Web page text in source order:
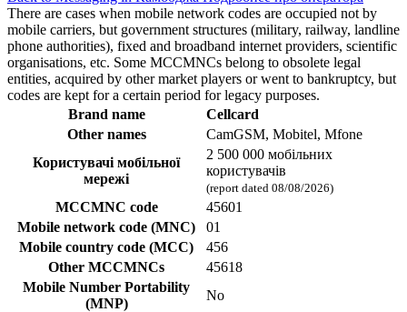
There are cases when mobile network codes are occupied not by
mobile carriers, but government structures (military, railway, landline
phone authorities), fixed and broadband internet providers, scientific
organisations, etc. Some MCCMNCs belong to obsolete legal
entities, acquired by other market players or went to bankruptcy, but
codes are kept for a certain period for legacy purposes.
Brand name
Cellcard
Other names
CamGSM, Mobitel, Mfone
Користувачі мобільної
мережі
2 500 000 мобільних
користувачів
(report dated 08/08/2026)
MCCMNC code
45601
Mobile network code (MNC)
01
Mobile country code (MCC)
456
Other MCCMNCs
45618
Mobile Number Portability
(MNP)
No